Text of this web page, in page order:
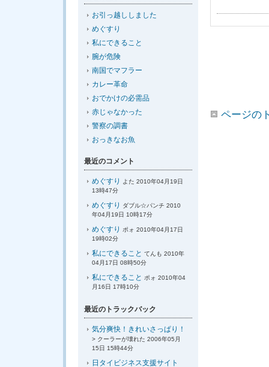
ページの
お引っ越ししました
めぐすり
私にできること
腕が危険
南国でマフラー
カレー革命
おでかけの必需品
赤じゃなかった
警察の調書
おっきなお魚
最近のコメント
めぐすり よた 2010年04月19日
13時47分
めぐすり
ダブル☆パンチ 2010
年04月19日 10時17分
めぐすり
ポォ 2010年04月17日
19時02分
私にできること てんも 2010年
04月17日 08時50分
私にできること ポォ 2010年04
月16日 17時10分
最近のトラックバック
気分爽快！きれいさっぱり！
> クーラーが壊れた 2006年05月
15日 15時44分
日タイビジネス支援サイト